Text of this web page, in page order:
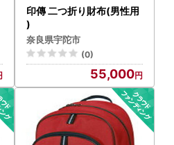
印傳 二つ折り財布(男性用
)
奈良県宇陀市
(0)
55,000